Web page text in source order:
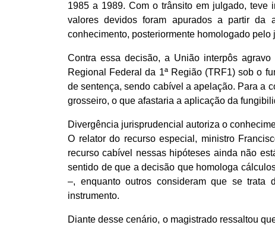
1985 a 1989. Com o trânsito em julgado, teve
valores devidos foram apurados a partir da
conhecimento, posteriormente homologado pelo
Contra essa decisão, a União interpôs
Regional Federal da 1ª Região (TRF1) sob o
de sentença, sendo cabível a apelação. Para a
grosseiro, o que afastaria a aplicação da
Divergência jurisprudencial autoriza o
O relator do recurso especial, ministro
recurso cabível nessas hipóteses ainda não
sentido de que a decisão que homologa
–, enquanto outros consideram que se trata
instrumento.
Diante desse cenário, o magistrado ressaltou